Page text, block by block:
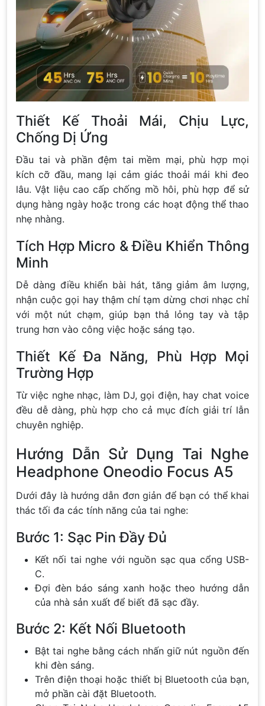
Thiết Kế Thoải Mái, Chịu Lực,
Chống Dị Ứng
Đầu tai và phần đệm tai mềm mại, phù hợp mọi
kích cỡ đầu, mang lại cảm giác thoải mái khi đeo
lâu. Vật liệu cao cấp chống mồ hôi, phù hợp để sử
dụng hàng ngày hoặc trong các hoạt động thể thao
nhẹ nhàng.
Tích Hợp Micro & Điều Khiển Thông
Minh
Dễ dàng điều khiển bài hát, tăng giảm âm lượng,
nhận cuộc gọi hay thậm chí tạm dừng chơi nhạc chỉ
với một nút chạm, giúp bạn thả lỏng tay và tập
trung hơn vào công việc hoặc sáng tạo.
Thiết Kế Đa Năng, Phù Hợp Mọi
Trường Hợp
Từ việc nghe nhạc, làm DJ, gọi điện, hay chat voice
đều dễ dàng, phù hợp cho cả mục đích giải trí lẫn
chuyên nghiệp.
Hướng Dẫn Sử Dụng Tai Nghe
Headphone Oneodio Focus A5
Dưới đây là hướng dẫn đơn giản để bạn có thể khai
thác tối đa các tính năng của tai nghe:
Bước 1: Sạc Pin Đầy Đủ
Kết nối tai nghe với nguồn sạc qua cổng USB-
C.
Đợi đèn báo sáng xanh hoặc theo hướng dẫn
của nhà sản xuất để biết đã sạc đầy.
Bước 2: Kết Nối Bluetooth
Bật tai nghe bằng cách nhấn giữ nút nguồn đến
khi đèn sáng.
Trên điện thoại hoặc thiết bị Bluetooth của bạn,
mở phần cài đặt Bluetooth.